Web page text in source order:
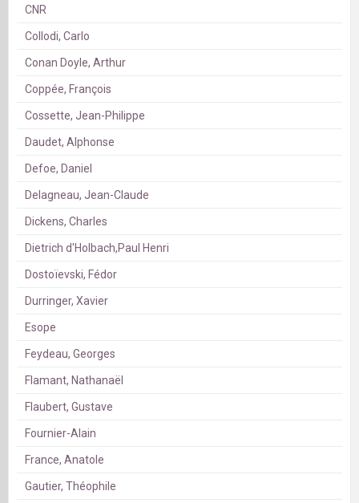
CNR
Collodi, Carlo
Conan Doyle, Arthur
Coppée, François
Cossette, Jean-Philippe
Daudet, Alphonse
Defoe, Daniel
Delagneau, Jean-Claude
Dickens, Charles
Dietrich d'Holbach,Paul Henri
Dostoïevski, Fédor
Durringer, Xavier
Esope
Feydeau, Georges
Flamant, Nathanaël
Flaubert, Gustave
Fournier-Alain
France, Anatole
Gautier, Théophile